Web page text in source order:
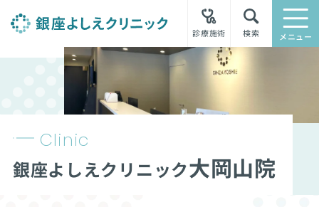
診療施術 検索 メニュー
Clinic
銀座よしえクリニック大岡山院